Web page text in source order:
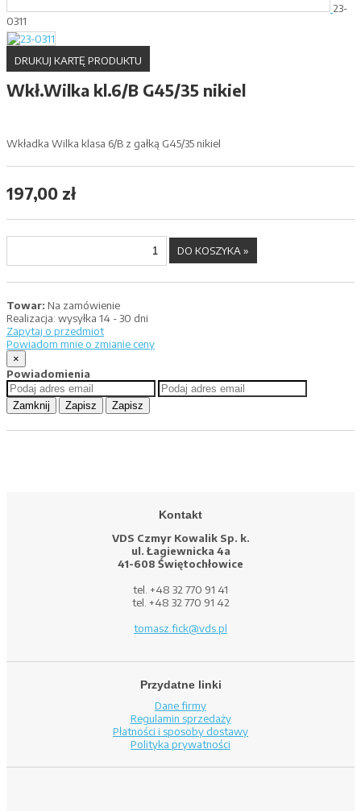
23-
0311
DRUKUJ KARTĘ PRODUKTU
Wkł.Wilka kl.6/B G45/35 nikiel
Wkładka Wilka klasa 6/B z gałką G45/35 nikiel
197,00 zł
Towar: Na zamówienie
Realizacja: wysyłka 14 - 30 dni
Zapytaj o przedmiot
Powiadom mnie o zmianie ceny
×
Powiadomienia
Zamknij Zapisz Zapisz
Kontakt
VDS Czmyr Kowalik Sp. k.
ul. Łagiewnicka 4a
41-608 Świętochłowice
tel. +48 32 770 91 41
tel. +48 32 770 91 42
tomasz.fick@vds.pl
Przydatne linki
Dane firmy
Regulamin sprzedaży
Płatności i sposoby dostawy
Polityka prywatności